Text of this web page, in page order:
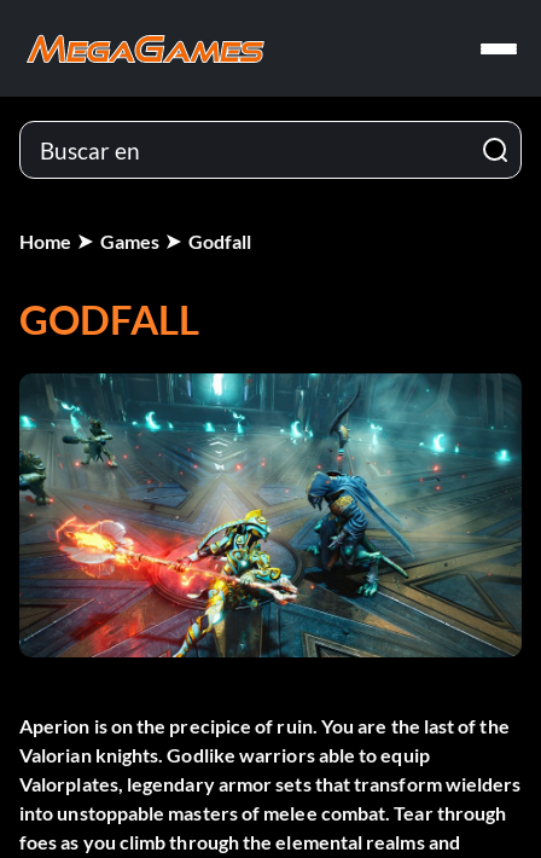
Home Games Godfall
GODFALL
Aperion is on the precipice of ruin. You are the last of the
Valorian knights. Godlike warriors able to equip
Valorplates, legendary armor sets that transform wielders
into unstoppable masters of melee combat. Tear through
foes as you climb through the elemental realms and